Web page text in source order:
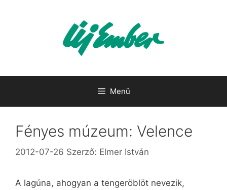
Menü
Fényes múzeum: Velence
2012-07-26 Szerző: Elmer István
A lagúna, ahogyan a tengeröblöt nevezik,